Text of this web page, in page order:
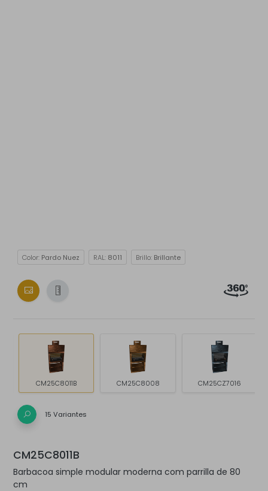
Color: Pardo Nuez RAL: 8011 Brillo: Brillante
CM25C8011B CM25C8008 CM25CZ7016
15 Variantes
CM25C8011B
Barbacoa simple modular moderna com parrilla de 80
cm